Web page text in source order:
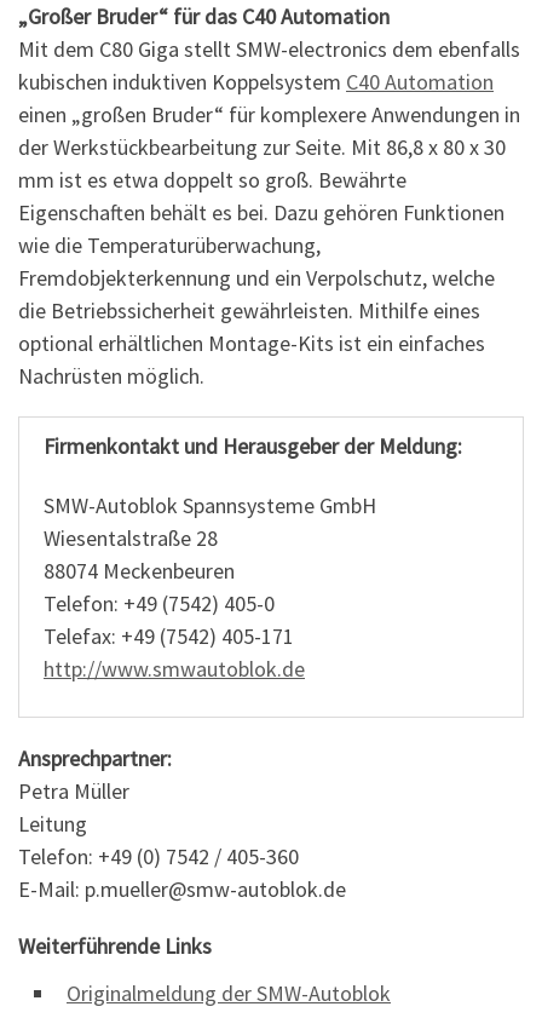
„Großer Bruder“ für das C40 Automation
Mit dem C80 Giga stellt SMW-electronics dem ebenfalls
kubischen induktiven Koppelsystem C40 Automation
einen „großen Bruder“ für komplexere Anwendungen in
der Werkstückbearbeitung zur Seite. Mit 86,8 x 80 x 30
mm ist es etwa doppelt so groß. Bewährte
Eigenschaften behält es bei. Dazu gehören Funktionen
wie die Temperaturüberwachung,
Fremdobjekterkennung und ein Verpolschutz, welche
die Betriebssicherheit gewährleisten. Mithilfe eines
optional erhältlichen Montage-Kits ist ein einfaches
Nachrüsten möglich.
Firmenkontakt und Herausgeber der Meldung:
SMW-Autoblok Spannsysteme GmbH
Wiesentalstraße 28
88074 Meckenbeuren
Telefon: +49 (7542) 405-0
Telefax: +49 (7542) 405-171
http://www.smwautoblok.de
Ansprechpartner:
Petra Müller
Leitung
Telefon: +49 (0) 7542 / 405-360
E-Mail: p.mueller@smw-autoblok.de
Weiterführende Links
Originalmeldung der SMW-Autoblok